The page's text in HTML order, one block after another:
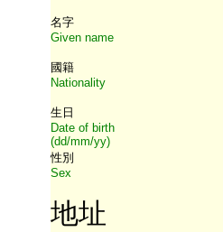
名字
Given name
國籍
Nationality
生日
Date of birth
(dd/mm/yy)
性別
Sex
地址